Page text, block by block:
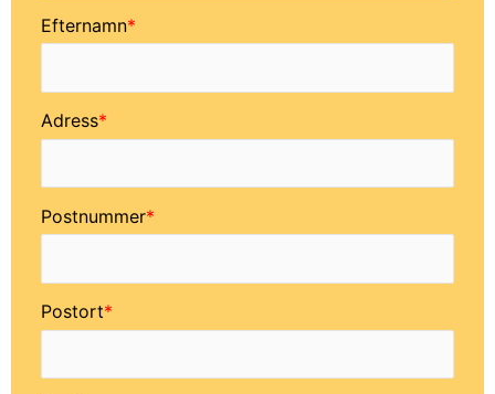
Efternamn
Adress
Postnummer
Postort